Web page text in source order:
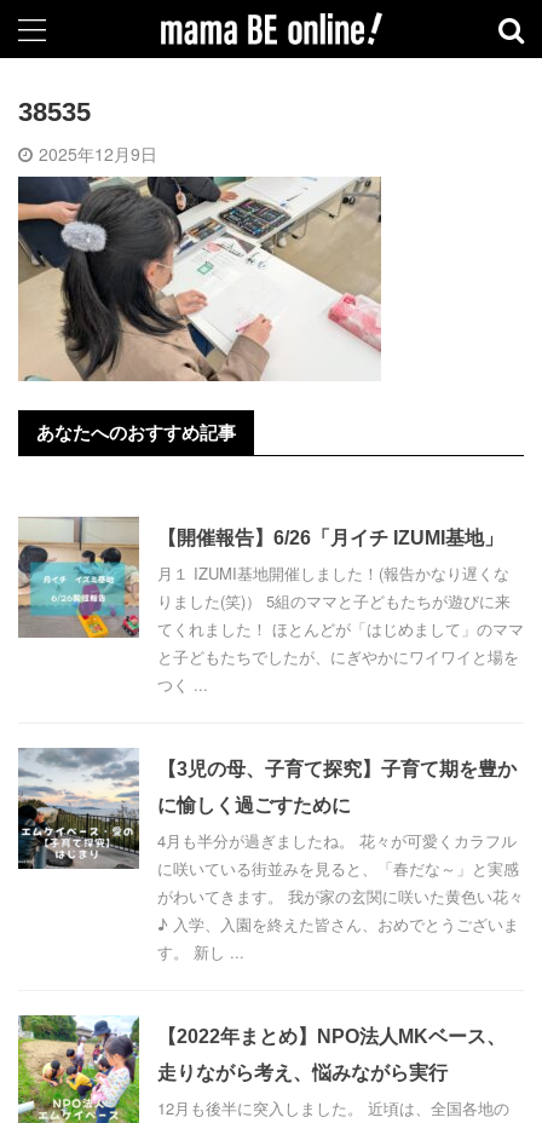
38535
2025年12月9日
あなたへのおすすめ記事
【開催報告】6/26「月イチ IZUMI基地」
月１ IZUMI基地開催しました！(報告かなり遅くな
りました(笑)） 5組のママと子どもたちが遊びに来
てくれました！ ほとんどが「はじめまして」のママ
と子どもたちでしたが、にぎやかにワイワイと場を
つく ...
【3児の母、子育て探究】子育て期を豊か
に愉しく過ごすために
4月も半分が過ぎましたね。 花々が可愛くカラフル
に咲いている街並みを見ると、「春だな～」と実感
がわいてきます。 我が家の玄関に咲いた黄色い花々
♪ 入学、入園を終えた皆さん、おめでとうございま
す。 新し ...
【2022年まとめ】NPO法人MKベース、
走りながら考え、悩みながら実行
12月も後半に突入しました。 近頃は、全国各地の